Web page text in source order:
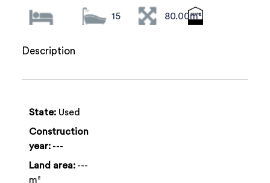
15 80.00m²
Description
State: Used
Construction
year: ---
Land area: ---
m²